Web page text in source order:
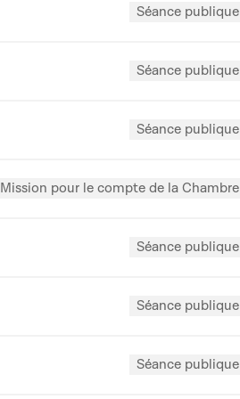
Séance publique
Séance publique
Séance publique
Mission pour le compte de la Chambre
Séance publique
Séance publique
Séance publique